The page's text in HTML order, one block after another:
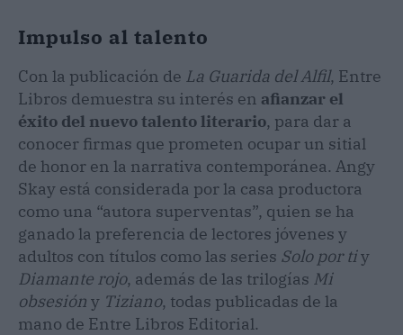
Impulso al talento
Con la publicación de La Guarida del Alfil, Entre
Libros demuestra su interés en afianzar el
éxito del nuevo talento literario, para dar a
conocer firmas que prometen ocupar un sitial
de honor en la narrativa contemporánea. Angy
Skay está considerada por la casa productora
como una “autora superventas”, quien se ha
ganado la preferencia de lectores jóvenes y
adultos con títulos como las series Solo por tiy
Diamante rojo, además de las trilogías Mi
obsesión y Tiziano, todas publicadas de la
mano de Entre Libros Editorial.